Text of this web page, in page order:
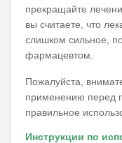
прекращайте
вы считаете, что
слишком сильное,
фармацевтом.
Пожалуйста,
применению перед
правильное
Инструкции по